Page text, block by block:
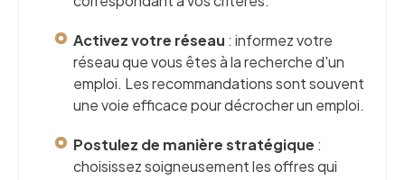
Activez votre réseau : informez votre
réseau que vous êtes à la recherche d'un
emploi. Les recommandations sont souvent
une voie efficace pour décrocher un emploi.
Postulez de manière stratégique :
choisissez soigneusement les offres qui